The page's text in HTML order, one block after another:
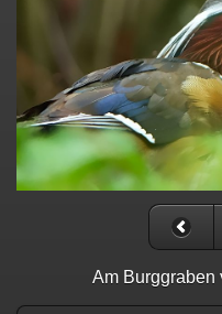
Am Burggraben